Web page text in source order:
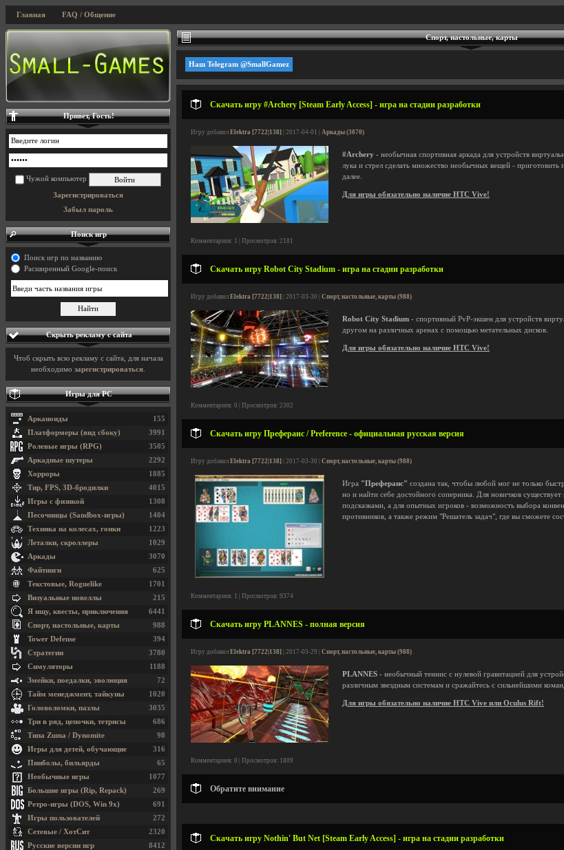
Главная FAQ / Общение
Спорт, настольные, карты
Наш Telegram @SmallGamez
Скачать игру #Archery [Steam Early Access] - игра на стадии разработки
Игру добавил Elektra [7722|138] | 2017-04-01 | Аркады (3070)
#Archery - необычная спортивная аркада для устройств
лука и стрел сделать множество необычных вещей - приготовить
далее.
Для игры обязательно наличие HTC Vive!
Комментариев: 1 | Просмотров: 2181
Скачать игру Robot City Stadium - игра на стадии разработки
Игру добавил Elektra [7722|138] | 2017-03-30 | Спорт, настольные, карты (988)
Robot City Stadium - спортивный PvP-экшен для устройств
другом на различных аренах с помощью метательных дисков.
Для игры обязательно наличие HTC Vive!
Комментариев: 0 | Просмотров: 2302
Скачать игру Преферанс / Preference - официальная русская версия
Игру добавил Elektra [7722|138] | 2017-03-30 | Спорт, настольные, карты (988)
Игра "Преферанс" создана так, чтобы любой мог не только
но и найти себе достойного соперника. Для новичков
подсказками, а для опытных игроков - возможность выбора
противников, а также режим "Решатель задач", где вы сможете
Комментариев: 1 | Просмотров: 9374
Скачать игру PLANNES - полная версия
Игру добавил Elektra [7722|138] | 2017-03-29 | Спорт, настольные, карты (988)
PLANNES - необычный теннис с нулевой гравитацией для
различным звездным системам и сражайтесь с сильнейшими
Для игры обязательно наличие HTC Vive или Oculus Rift!
Комментариев: 0 | Просмотров: 1809
Обратите внимание
Скачать игру Nothin' But Net [Steam Early Access] - игра на стадии разработки
Привет, Гость!
Чужой компьютер
Зарегистрироваться
Забыл пароль
Поиск игр
Поиск игр по названию
Расширенный Google-поиск
Скрыть рекламу с сайта
Чтоб скрыть всю рекламу с сайта, для начала
необходимо зарегистрироваться
Игры для PC
155
Арканоиды
3991
Платформеры (вид сбоку)
3505
Ролевые игры (RPG)
2292
Аркадные шутеры
1885
Хорроры
4015
Тир, FPS, 3D-бродилки
1308
Игры с физикой
1404
Песочницы (Sandbox-игры)
1223
Техника на колесах, гонки
1029
Леталки, скроллеры
3070
Аркады
625
Файтинги
1701
Текстовые, Roguelike
215
Визуальные новеллы
6441
Я ищу, квесты, приключения
988
Спорт, настольные, карты
394
Tower Defense
3780
Стратегии
1188
Симуляторы
72
Змейки, поедалки, эволюция
1020
Тайм менеджмент, тайкуны
3035
Головоломки, пазлы
686
Три в ряд, цепочки, тетрисы
98
Типа Zuma / Dynomite
316
Игры для детей, обучающие
65
Пинболы, бильярды
1077
Необычные игры
269
Большие игры (Rip, Repack)
691
Ретро-игры (DOS, Win 9x)
272
Игры пользователей
2320
Сетевые / ХотСит
8412
Русские версии игр